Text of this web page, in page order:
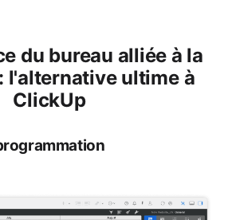
du bureau alliée à la
l'alternative ultime à
ClickUp